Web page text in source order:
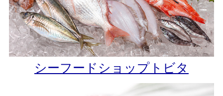
シーフードショップトビタ